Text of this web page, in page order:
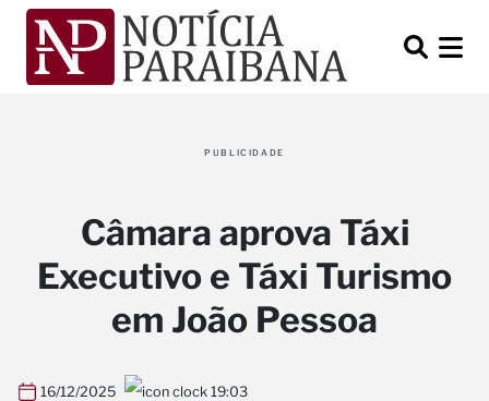
PUBLICIDADE
Câmara aprova Táxi
Executivo e Táxi Turismo
em João Pessoa
16/12/2025 19:03